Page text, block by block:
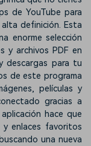
de YouTube para
definición. Esta
enorme selección
y archivos PDF en
descargas para tu
de este programa
películas y
gracias a
hace que
enlaces favoritos
una nueva